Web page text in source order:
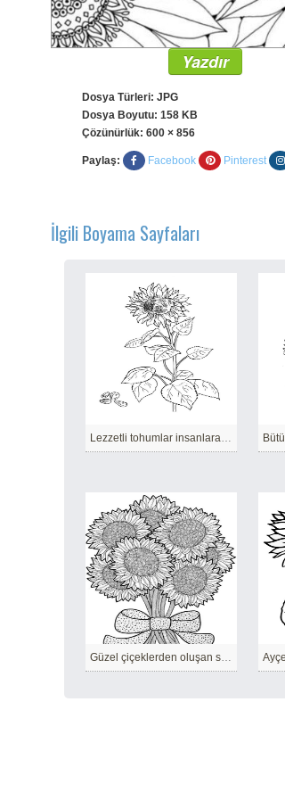
Yazdır
Dosya Türleri: JPG
Dosya Boyutu: 158 KB
Çözünürlük: 600 × 856
Paylaş: Facebook Pinterest
İlgili Boyama Sayfaları
Lezzetli tohumlar insanlara ayçiçeği verdi
Güzel çiçeklerden oluşan sıra dışı buket